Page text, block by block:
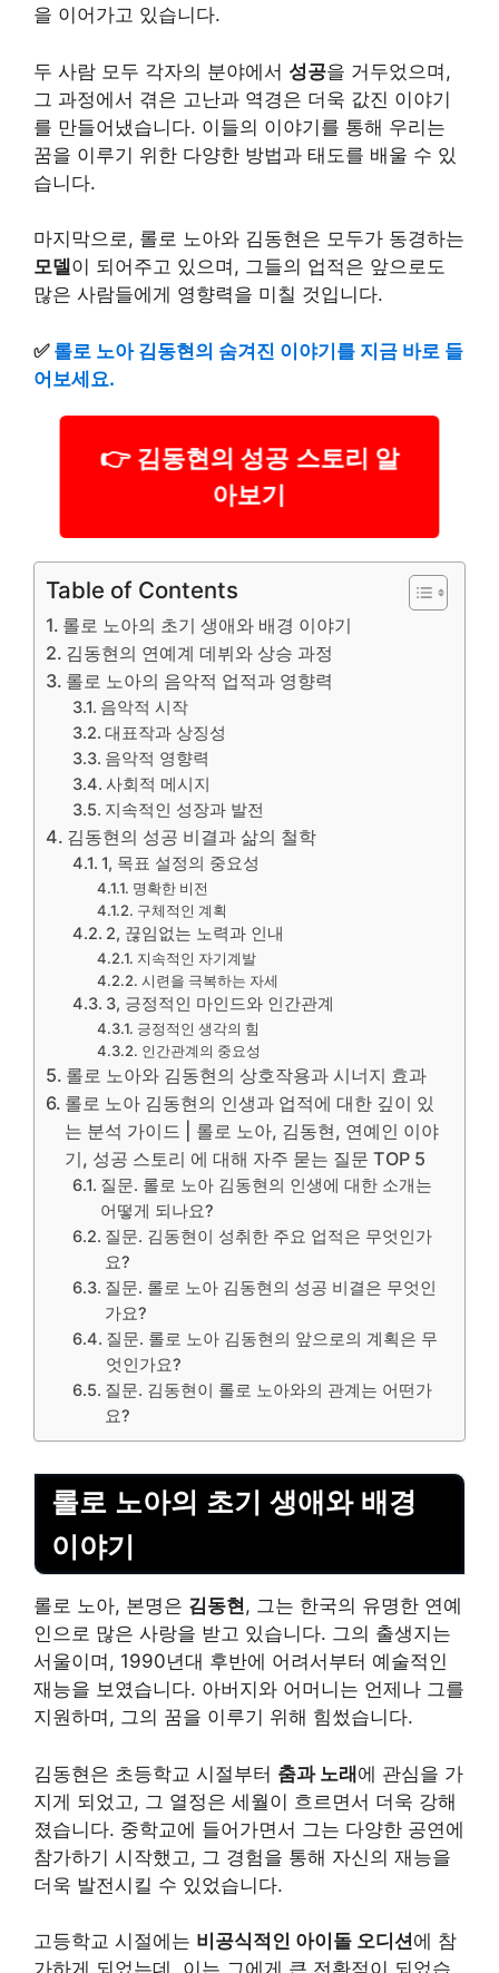
을 이어가고 있습니다.
두 사람 모두 각자의 분야에서 성공을 거두었으며,
그 과정에서 겪은 고난과 역경은 더욱 값진 이야기
를 만들어냈습니다. 이들의 이야기를 통해 우리는
꿈을 이루기 위한 다양한 방법과 태도를 배울 수 있
습니다.
마지막으로, 롤로 노아와 김동현은 모두가 동경하는
모델이 되어주고 있으며, 그들의 업적은 앞으로도
많은 사람들에게 영향력을 미칠 것입니다.
✅ 롤로 노아 김동현의 숨겨진 이야기를 지금 바로 들
어보세요.
👉 김동현의 성공 스토리 알
아보기
Table of Contents
롤로 노아의 초기 생애와 배경 이야기
김동현의 연예계 데뷔와 상승 과정
롤로 노아의 음악적 업적과 영향력
음악적 시작
대표작과 상징성
음악적 영향력
사회적 메시지
지속적인 성장과 발전
김동현의 성공 비결과 삶의 철학
1, 목표 설정의 중요성
명확한 비전
구체적인 계획
2, 끊임없는 노력과 인내
지속적인 자기계발
시련을 극복하는 자세
3, 긍정적인 마인드와 인간관계
긍정적인 생각의 힘
인간관계의 중요성
롤로 노아와 김동현의 상호작용과 시너지 효과
롤로 노아 김동현의 인생과 업적에 대한 깊이 있
는 분석 가이드 | 롤로 노아, 김동현, 연예인 이야
기, 성공 스토리 에 대해 자주 묻는 질문 TOP 5
질문. 롤로 노아 김동현의 인생에 대한 소개는
어떻게 되나요?
질문. 김동현이 성취한 주요 업적은 무엇인가
요?
질문. 롤로 노아 김동현의 성공 비결은 무엇인
가요?
질문. 롤로 노아 김동현의 앞으로의 계획은 무
엇인가요?
질문. 김동현이 롤로 노아와의 관계는 어떤가
요?
롤로 노아의 초기 생애와 배경
이야기
롤로 노아, 본명은 김동현, 그는 한국의 유명한 연예
인으로 많은 사랑을 받고 있습니다. 그의 출생지는
서울이며, 1990년대 후반에 어려서부터 예술적인
재능을 보였습니다. 아버지와 어머니는 언제나 그를
지원하며, 그의 꿈을 이루기 위해 힘썼습니다.
김동현은 초등학교 시절부터 춤과 노래에 관심을 가
지게 되었고, 그 열정은 세월이 흐르면서 더욱 강해
졌습니다. 중학교에 들어가면서 그는 다양한 공연에
참가하기 시작했고, 그 경험을 통해 자신의 재능을
더욱 발전시킬 수 있었습니다.
고등학교 시절에는 비공식적인 아이돌 오디션에 참